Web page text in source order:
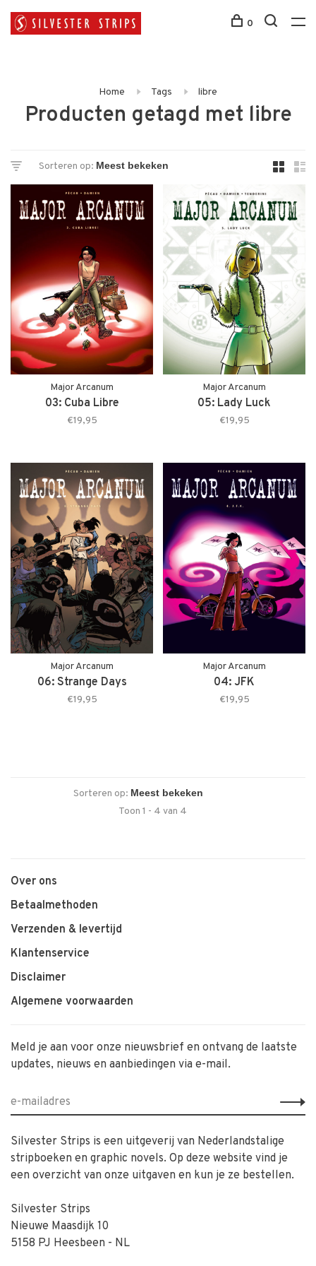
0
Home Tags libre
Producten getagd met libre
Sorteren op:
Major Arcanum
03: Cuba Libre
€19,95
Major Arcanum
05: Lady Luck
€19,95
Major Arcanum
06: Strange Days
€19,95
Major Arcanum
04: JFK
€19,95
Sorteren op:
Toon 1 - 4 van 4
Over ons
Betaalmethoden
Verzenden & levertijd
Klantenservice
Disclaimer
Algemene voorwaarden
Meld je aan voor onze nieuwsbrief en ontvang de laatste
updates, nieuws en aanbiedingen via e-mail.
Silvester Strips is een uitgeverij van Nederlandstalige
stripboeken en graphic novels. Op deze website vind je
een overzicht van onze uitgaven en kun je ze bestellen.
Silvester Strips
Nieuwe Maasdijk 10
5158 PJ Heesbeen - NL